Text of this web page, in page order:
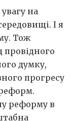
на
І я
Тож
провідного
думку,
прогресу
реформу в